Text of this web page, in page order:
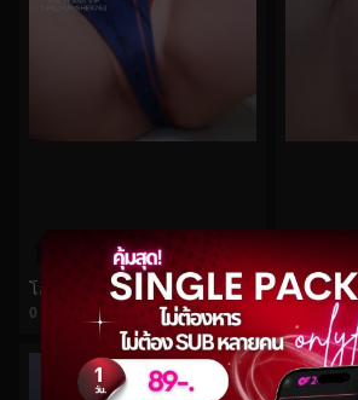
โอลี่แฟน น้อง Armonesugar สไปเดอร์ยั่วหีเสียว
0
watch video
views
watch